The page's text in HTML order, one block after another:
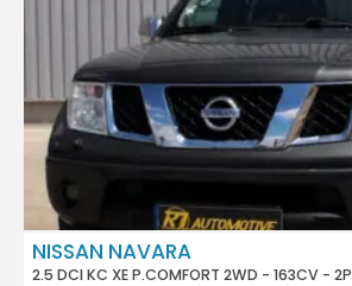
NISSAN NAVARA
2.5 DCI KC XE P.COMFORT 2WD - 163CV - 2P